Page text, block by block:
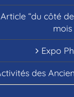
Article “du côté
mois
Expo
des